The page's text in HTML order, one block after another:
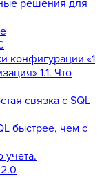
решения для
конфигурации «1
1.1. Что
связка с SQL
быстрее, чем с
учета.